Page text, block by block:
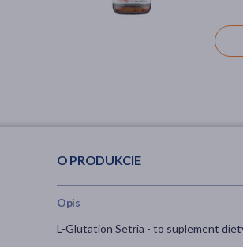
O PRODUKCIE
Opis
L-Glutation Setria - to suplement